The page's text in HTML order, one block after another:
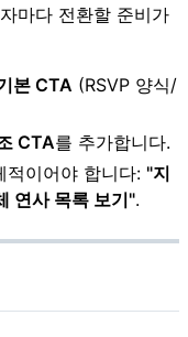
마다 전환할 준비가
본 CTA (RSVP 양식/
CTA를 추가합니다.
적이어야 합니다: "지
연사 목록 보기".